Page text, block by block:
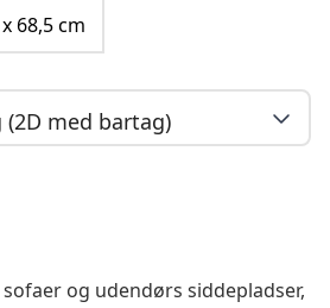
68,5 cm
med bartag)
og udendørs siddepladser,